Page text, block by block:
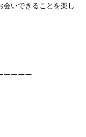
いできることを楽し
ーーーー